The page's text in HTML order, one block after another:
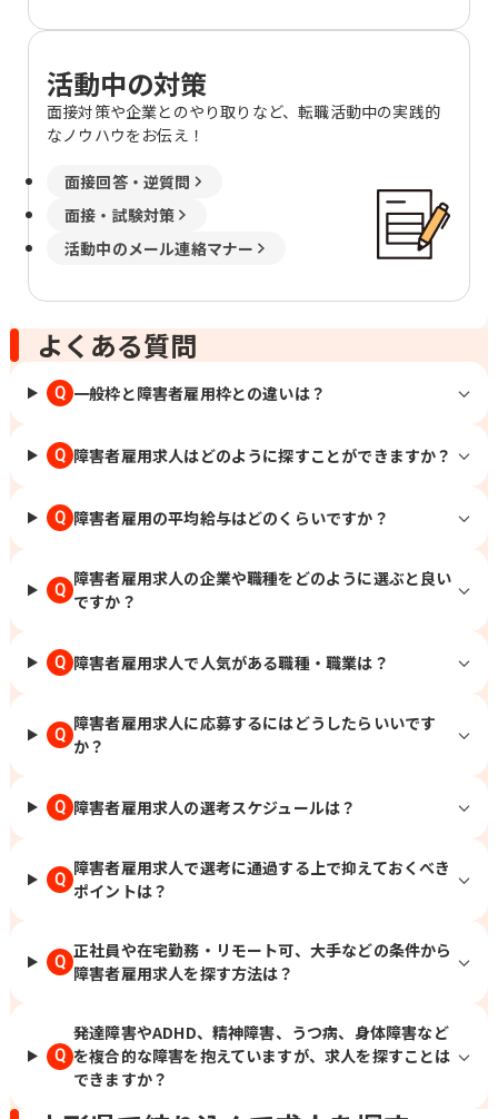
活動中の対策
面接対策や企業とのやり取りなど、転職活動中の実践的
なノウハウをお伝え！
面接回答・逆質問
面接・試験対策
活動中のメール連絡マナー
よくある質問
Q 一般枠と障害者雇用枠との違いは？
Q 障害者雇用求人はどのように探すことができますか？
Q 障害者雇用の平均給与はどのくらいですか？
Q
障害者雇用求人の企業や職種をどのように選ぶと良い
ですか？
Q 障害者雇用求人で人気がある職種・職業は？
Q
障害者雇用求人に応募するにはどうしたらいいです
か？
Q 障害者雇用求人の選考スケジュールは？
Q
障害者雇用求人で選考に通過する上で抑えておくべき
ポイントは？
Q
正社員や在宅勤務・リモート可、大手などの条件から
障害者雇用求人を探す方法は？
Q
発達障害やADHD、精神障害、うつ病、身体障害など
を複合的な障害を抱えていますが、求人を探すことは
できますか？